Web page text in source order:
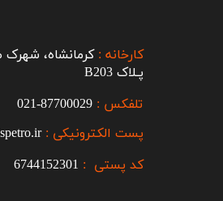
کارخانه : کرمانشاه،
پـلاک B203​​​​​​​
پست الکترونیکی :
تلفکس : 87700029-021​​​​​​​
کد پستی : 6744152301